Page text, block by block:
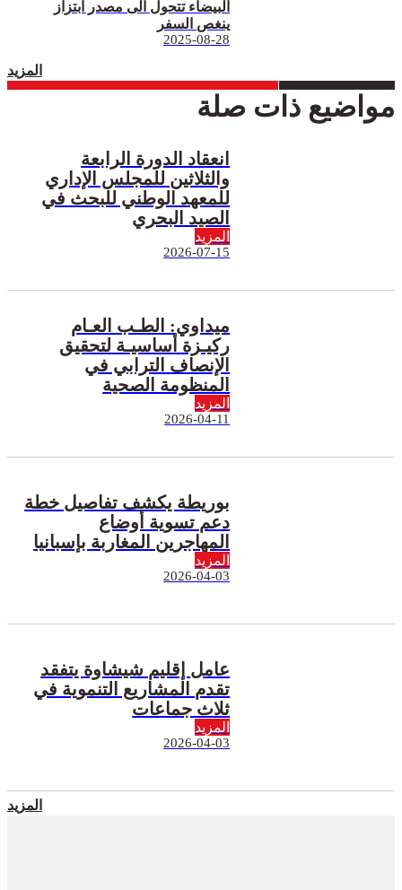
البيضاء تتحول الى مصدر ابتزاز
ينغص السفر
2025-08-28
المزيد
مواضيع ذات صلة
انعقاد الدورة الرابعة
والثلاثين للمجلس الإداري
للمعهد الوطني للبحث في
الصيد البحري
المزيد
2026-07-15
ميداوي: الطـب العـام
ركيـزة أساسيـة لتحقيق
الإنصاف الترابي في
المنظومة الصحية
المزيد
2026-04-11
بوريطة يكشف تفاصيل خطة
دعم تسوية أوضاع
المهاجرين المغاربة بإسبانيا
المزيد
2026-04-03
عامل إقليم شيشاوة يتفقد
تقدم المشاريع التنموية في
ثلاث جماعات
المزيد
2026-04-03
المزيد